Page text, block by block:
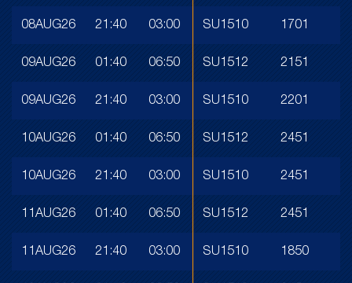
08AUG26 21:40 03:00 SU1510 1701
09AUG26 01:40 06:50 SU1512 2151
09AUG26 21:40 03:00 SU1510 2201
10AUG26 01:40 06:50 SU1512 2451
10AUG26 21:40 03:00 SU1510 2451
11AUG26 01:40 06:50 SU1512 2451
11AUG26 21:40 03:00 SU1510 1850